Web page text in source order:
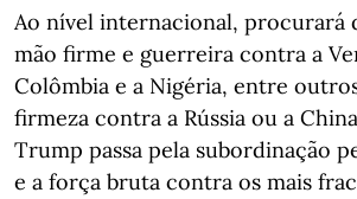
Ao nível internacional, procurará
mão firme e guerreira contra a
Colômbia e a Nigéria, entre
firmeza contra a Rússia ou a
Trump passa pela subordinação
e a força bruta contra os mais